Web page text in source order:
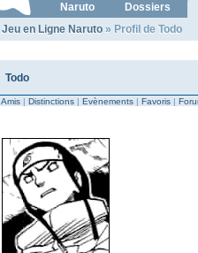
Naruto Dossiers
Jeu en Ligne Naruto » Profil de Todo
Todo
Amis | Distinctions | Evènements | Favoris |